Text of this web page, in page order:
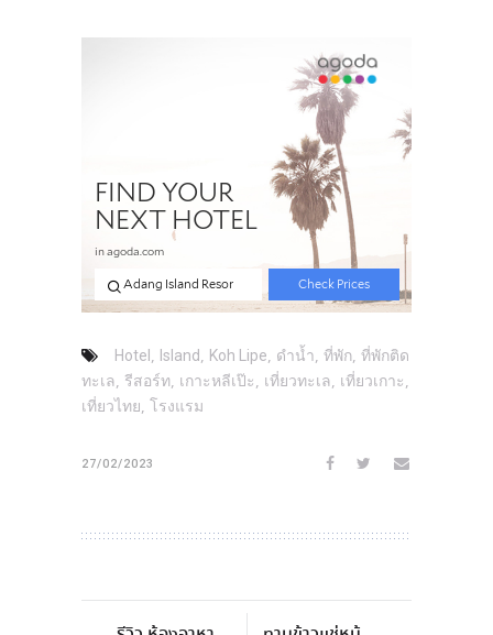
Hotel , Island, Koh Lipe, ดำน้ำ, ที่พัก, ที่พักติด
ทะเล, รีสอร์ท, เกาะหลีเป๊ะ, เที่ยวทะเล, เที่ยวเกาะ,
เที่ยวไทย, โรงแรม
27/02/2023